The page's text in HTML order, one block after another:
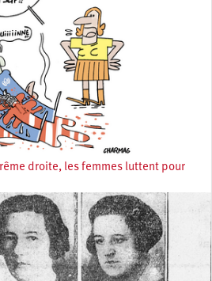
droite, les femmes luttent pour